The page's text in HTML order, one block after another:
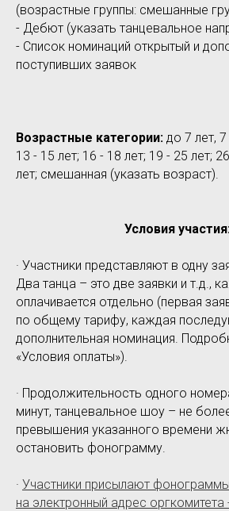
(возрастные группы: смешанные
- Дебют (указать танцевальное
- Список номинаций открытый и
поступивших заявок
Возрастные категории: до 7 лет, 7
13 - 15 лет; 16 - 18 лет; 19 - 25 лет;
лет; смешанная (указать возраст).
Условия
· Участники представляют в одну
Два танца – это две заявки и т.д.,
оплачивается отдельно (первая
по общему тарифу, каждая
дополнительная номинация.
«Условия оплаты»).
· Продолжительность одного
минут, танцевальное шоу – не
превышения указанного времени
остановить фонограмму.
· Участники присылают
на электронный адрес оргкомитета